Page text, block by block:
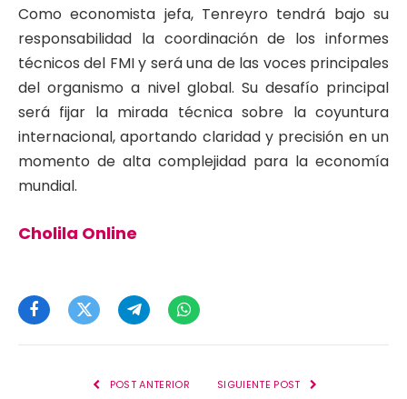
Como economista jefa, Tenreyro tendrá bajo su
responsabilidad la coordinación de los informes
técnicos del FMI y será una de las voces principales
del organismo a nivel global. Su desafío principal
será fijar la mirada técnica sobre la coyuntura
internacional, aportando claridad y precisión en un
momento de alta complejidad para la economía
mundial.
Cholila Online
FacebookTwitterTelegramWhatsApp
POST ANTERIOR SIGUIENTE POST